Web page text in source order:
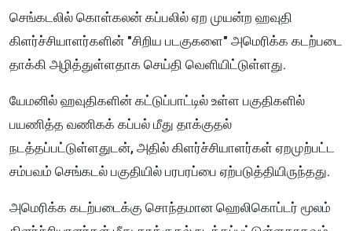
செங்கடலில் கொள்கலன் கப்பலில் ஏற முயன்ற ஹவுதி
கிளர்ச்சியாளர்களின் "சிறிய படகுகளை" அமெரிக்க கடற்படை
தாக்கி அழித்துள்ளதாக செய்தி வெளியிட்டுள்ளது.
யேமனில் ஹவுதிகளின் கட்டுப்பாட்டில் உள்ள பகுதிகளில்
பயணித்த வணிகக் கப்பல் மீது தாக்குதல்
நடத்தப்பட்டுள்ளதுடன், அதில் கிளர்ச்சியாளர்கள் ஏறமுற்பட்ட
சம்பவம் செங்கடல் பகுதியில் பரபரப்பை ஏற்படுத்தியிருந்தது.
அமெரிக்க கடற்படைக்கு சொந்தமான ஹெலிகொப்டர் மூலம்